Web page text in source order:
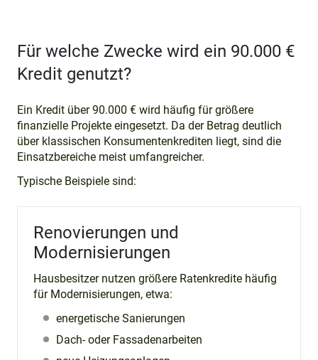
Für welche Zwecke wird ein 90.000 €
Kredit genutzt?
Ein Kredit über 90.000 € wird häufig für größere
finanzielle Projekte eingesetzt. Da der Betrag deutlich
über klassischen Konsumentenkrediten liegt, sind die
Einsatzbereiche meist umfangreicher.
Typische Beispiele sind:
Renovierungen und
Modernisierungen
Hausbesitzer nutzen größere Ratenkredite häufig
für Modernisierungen, etwa:
energetische Sanierungen
Dach- oder Fassadenarbeiten